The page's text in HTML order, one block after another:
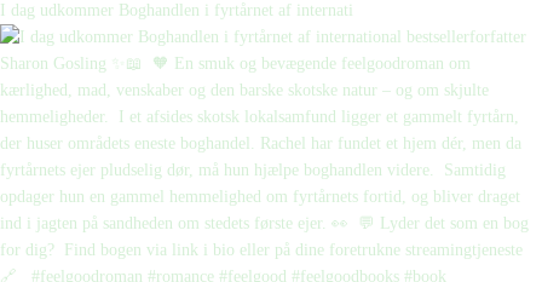
I dag udkommer Boghandlen i fyrtårnet af internati